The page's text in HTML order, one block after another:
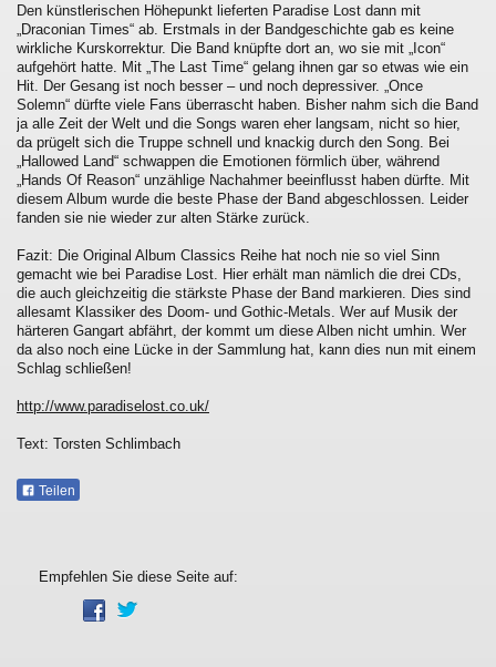
Den künstlerischen Höhepunkt lieferten Paradise Lost dann mit
„Draconian Times“ ab. Erstmals in der Bandgeschichte gab es keine
wirkliche Kurskorrektur. Die Band knüpfte dort an, wo sie mit „Icon“
aufgehört hatte. Mit „The Last Time“ gelang ihnen gar so etwas wie ein
Hit. Der Gesang ist noch besser – und noch depressiver. „Once
Solemn“ dürfte viele Fans überrascht haben. Bisher nahm sich die Band
ja alle Zeit der Welt und die Songs waren eher langsam, nicht so hier,
da prügelt sich die Truppe schnell und knackig durch den Song. Bei
„Hallowed Land“ schwappen die Emotionen förmlich über, während
„Hands Of Reason“ unzählige Nachahmer beeinflusst haben dürfte. Mit
diesem Album wurde die beste Phase der Band abgeschlossen. Leider
fanden sie nie wieder zur alten Stärke zurück.
Fazit: Die Original Album Classics Reihe hat noch nie so viel Sinn
gemacht wie bei Paradise Lost. Hier erhält man nämlich die drei CDs,
die auch gleichzeitig die stärkste Phase der Band markieren. Dies sind
allesamt Klassiker des Doom- und Gothic-Metals. Wer auf Musik der
härteren Gangart abfährt, der kommt um diese Alben nicht umhin. Wer
da also noch eine Lücke in der Sammlung hat, kann dies nun mit einem
Schlag schließen!
http://www.paradiselost.co.uk/
Text: Torsten Schlimbach
Teilen
Empfehlen Sie diese Seite auf: